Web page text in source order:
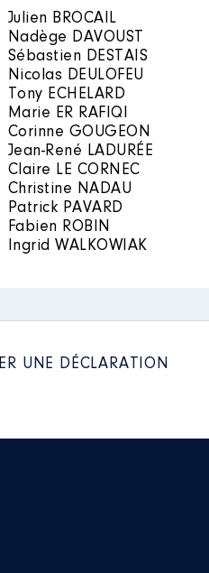
Julien BROCAIL
Nadège DAVOUST
Sébastien DESTAIS
Nicolas DEULOFEU
Tony ECHELARD
Marie ER RAFIQI
Corinne GOUGEON
Jean-René LADURÉE
Claire LE CORNEC
Christine NADAU
Patrick PAVARD
Fabien ROBIN
Ingrid WALKOWIAK
UNE DÉCLARATION